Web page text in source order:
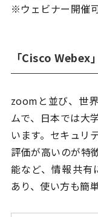
※ウェビナー開催
「Cisco Webex
zoomと並び、世
ムで、日本では大
います。セキュリ
評価が高いのが特
能など、情報共有
あり、使い方も簡単